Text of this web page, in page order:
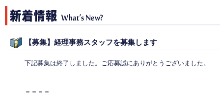
【募集】経理事務スタッフを募集します
下記募集は終了しました。ご応募誠にありがとうございました。
＝＝＝＝